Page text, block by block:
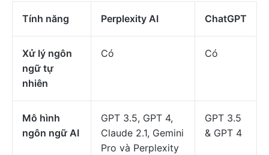
Tính năng Perplexity AI ChatGPT
Xử lý ngôn
ngữ tự
nhiên
Có Có
Mô hình
ngôn ngữ AI
GPT 3.5, GPT 4,
Claude 2.1, Gemini
Pro và Perplexity
GPT 3.5
& GPT 4